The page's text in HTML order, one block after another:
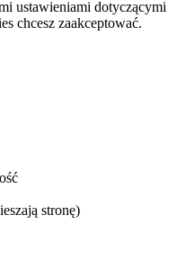
ustawieniami dotyczącymi
chcesz zaakceptować.
stronę)